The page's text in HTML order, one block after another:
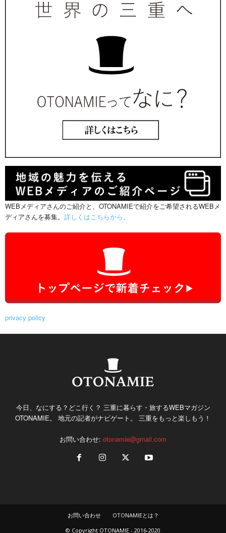
WEBメディアさんのご紹介と、OTONAMIEで紹介をご希望されるWEBメ
ディアさんを募集。 詳しくはこちらから。
privacy policy
今日、なにする？どこ行く？ 三重に暮らす・旅するWEBマガジン
OTONAMIE。 地元の記者がナビゲート。 三重をもっと楽しもう！
お問い合わせ: otonamie@gmail.com
お問い合わせ
OTONAMIEとは？
© Copyright OTONAMIE - 2016-2020